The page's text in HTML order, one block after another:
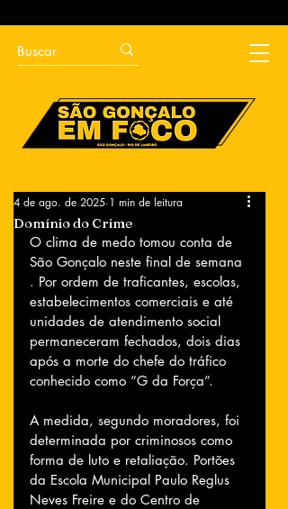
Domínio do Crime
4 de ago. de 2025 1 min de leitura
O clima de medo tomou conta de
São Gonçalo neste final de semana
. Por ordem de traficantes, escolas,
estabelecimentos comerciais e até
unidades de atendimento social
permaneceram fechados, dois dias
após a morte do chefe do tráfico
conhecido como “G da Força”.
A medida, segundo moradores, foi
determinada por criminosos como
forma de luto e retaliação. Portões
da Escola Municipal Paulo Reglus
Neves Freire e do Centro de